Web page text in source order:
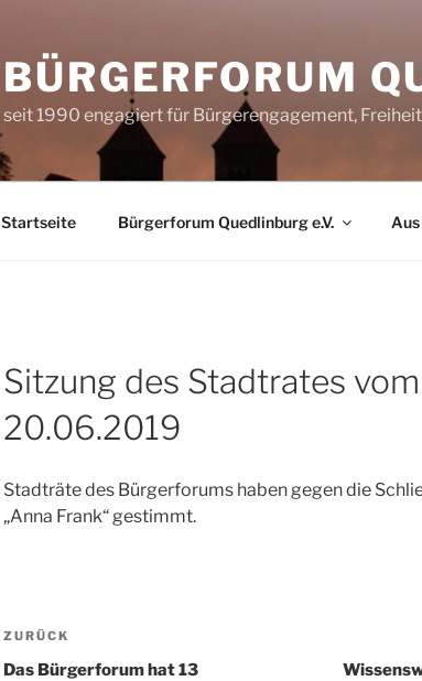
BÜRGERFORUM
seit 1990 engagiert für Bürgerengagement,
Startseite Bürgerforum Quedlinburg e.V.
Sitzung des Stadtrates vom
20.06.2019
Stadträte des Bürgerforums haben gegen die
„Anna Frank“ gestimmt.
Beitragsnavigation
Vorheriger
Beitrag
ZURÜCK
Das Bürgerforum hat 13